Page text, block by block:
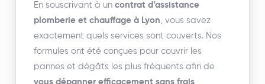
En souscrivant à uncontrat d’assistance
plomberie et chauffage à Lyon, vous savez
exactement quels services sont couverts. Nos
formules ont été conçues pour couvrir les
pannes et dégâts les plus fréquents afin de
vous dépanner efficacement sans frais